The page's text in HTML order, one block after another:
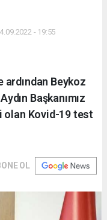
- 19:55
ardından Beykoz
Başkanımız
olan Kovid-19 test
OL